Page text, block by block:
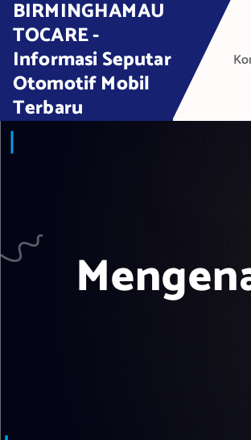
t
BIRMINGHAMAU
TOCARE -
Informasi Seputar
Otomotif Mobil
Terbaru